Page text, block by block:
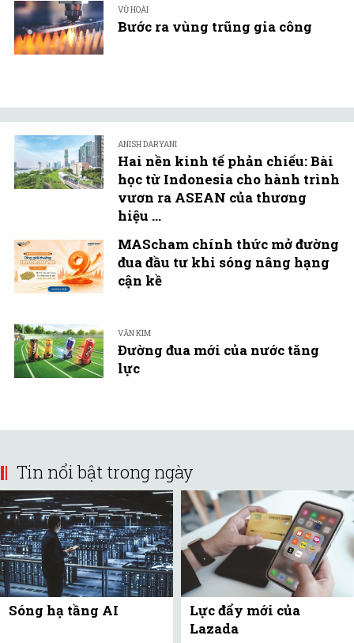
VŨ HOÀI
Bước ra vùng trũng gia công
ANISH DARYANI
Hai nền kinh tế phản chiếu: Bài
học từ Indonesia cho hành trình
vươn ra ASEAN của thương
hiệu ...
MAScham chính thức mở đường
đua đầu tư khi sóng nâng hạng
cận kề
VĂN KIM
Đường đua mới của nước tăng
lực
Tin nổi bật trong ngày
Sóng hạ tầng AI
Lực đẩy mới của
Lazada